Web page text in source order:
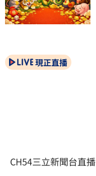
現正直播
CH54三立新聞台直播